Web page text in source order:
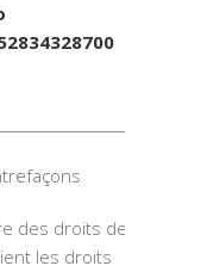
des droits de
les droits